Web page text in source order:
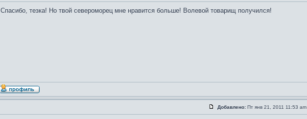
Спасибо, тезка! Но твой североморец мне нравится больше! Волевой товарищ получился!
Добавлено: Пт янв 21, 2011 11:53 am